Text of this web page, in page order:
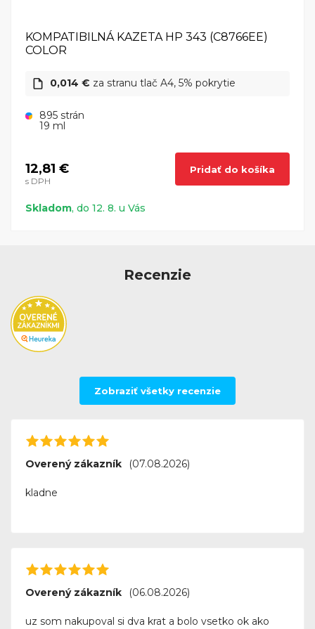
KOMPATIBILNÁ KAZETA HP 343 (C8766EE)
COLOR
0,014 € za stranu tlač A4, 5% pokrytie
895 strán
19 ml
12,81 €
s DPH
Pridať do košíka
Skladom, do 12. 8. u Vás
Recenzie
Zobraziť všetky recenzie
Overený zákazník (07.08.2026)
kladne
Overený zákazník (06.08.2026)
uz som nakupoval si dva krat a bolo vsetko ok ako